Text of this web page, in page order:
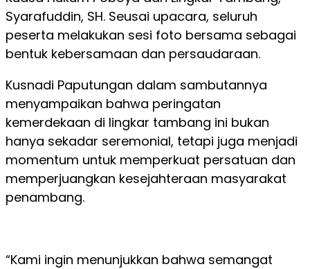
Syarafuddin, SH. Seusai upacara, seluruh
peserta melakukan sesi foto bersama sebagai
bentuk kebersamaan dan persaudaraan.
Kusnadi Paputungan dalam sambutannya
menyampaikan bahwa peringatan
kemerdekaan di lingkar tambang ini bukan
hanya sekadar seremonial, tetapi juga menjadi
momentum untuk memperkuat persatuan dan
memperjuangkan kesejahteraan masyarakat
penambang.
“Kami ingin menunjukkan bahwa semangat